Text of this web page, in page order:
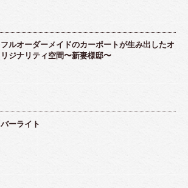
フルオーダーメイドのカーポートが生み出したオ
リジナリティ空間〜新妻様邸〜
バーライト